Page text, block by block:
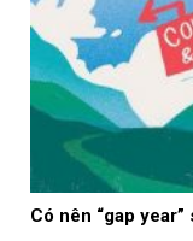
Có nên “gap